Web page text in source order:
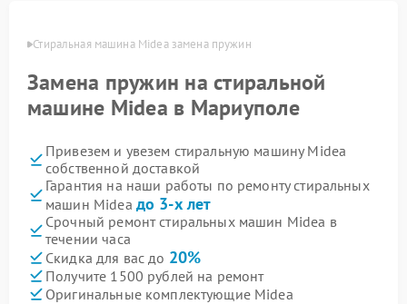
Стиральная машина Midea замена пружин
Замена пружин на стиральной
машине Midea в Мариуполе
Привезем и увезем стиральную машину Midea
собственной доставкой
Гарантия на наши работы по ремонту стиральных
машин Midea до 3-х лет
Срочный ремонт стиральных машин Midea в
течении часа
Скидка для вас до 20%
Получите 1500 рублей на ремонт
Оригинальные комплектующие Midea